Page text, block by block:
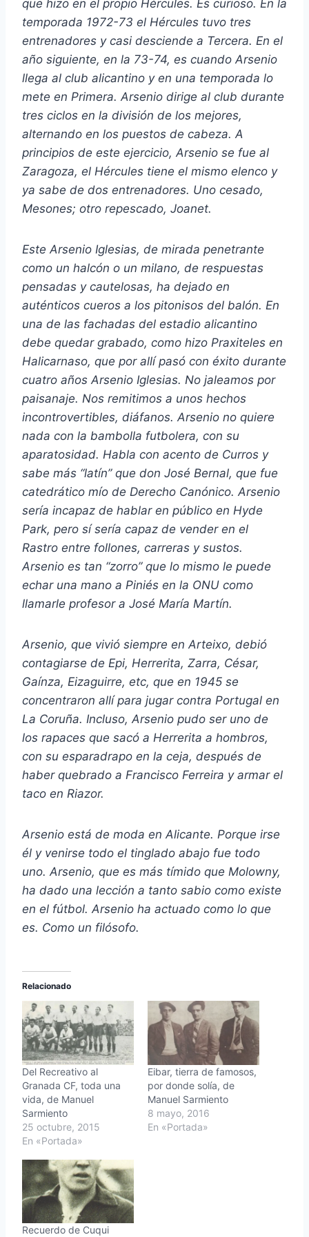
que hizo en el propio Hércules. Es curioso. En la
temporada 1972-73 el Hércules tuvo tres
entrenadores y casi desciende a Tercera. En el
año siguiente, en la 73-74, es cuando Arsenio
llega al club alicantino y en una temporada lo
mete en Primera. Arsenio dirige al club durante
tres ciclos en la división de los mejores,
alternando en los puestos de cabeza. A
principios de este ejercicio, Arsenio se fue al
Zaragoza, el Hércules tiene el mismo elenco y
ya sabe de dos entrenadores. Uno cesado,
Mesones; otro repescado, Joanet.
Este Arsenio Iglesias, de mirada penetrante
como un halcón o un milano, de respuestas
pensadas y cautelosas, ha dejado en
auténticos cueros a los pitonisos del balón. En
una de las fachadas del estadio alicantino
debe quedar grabado, como hizo Praxiteles en
Halicarnaso, que por allí pasó con éxito durante
cuatro años Arsenio Iglesias. No jaleamos por
paisanaje. Nos remitimos a unos hechos
incontrovertibles, diáfanos. Arsenio no quiere
nada con la bambolla futbolera, con su
aparatosidad. Habla con acento de Curros y
sabe más “latín” que don José Bernal, que fue
catedrático mío de Derecho Canónico. Arsenio
sería incapaz de hablar en público en Hyde
Park, pero sí sería capaz de vender en el
Rastro entre follones, carreras y sustos.
Arsenio es tan “zorro” que lo mismo le puede
echar una mano a Piniés en la ONU como
llamarle profesor a José María Martín.
Arsenio, que vivió siempre en Arteixo, debió
contagiarse de Epi, Herrerita, Zarra, César,
Gaínza, Eizaguirre, etc, que en 1945 se
concentraron allí para jugar contra Portugal en
La Coruña. Incluso, Arsenio pudo ser uno de
los rapaces que sacó a Herrerita a hombros,
con su esparadrapo en la ceja, después de
haber quebrado a Francisco Ferreira y armar el
taco en Riazor.
Arsenio está de moda en Alicante. Porque irse
él y venirse todo el tinglado abajo fue todo
uno. Arsenio, que es más tímido que Molowny,
ha dado una lección a tanto sabio como existe
en el fútbol. Arsenio ha actuado como lo que
es. Como un filósofo.
Relacionado
Del Recreativo al
Granada CF, toda una
vida, de Manuel
Sarmiento
25 octubre, 2015
En «Portada»
Eibar, tierra de famosos,
por donde solía, de
Manuel Sarmiento
8 mayo, 2016
En «Portada»
Recuerdo de Cuqui